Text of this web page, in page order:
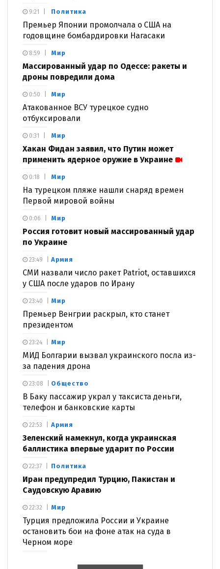
Политика
Премьер Японии промолчала о США на
годовщине бомбардировки Нагасаки
9:21
Мир
Массированный удар по Одессе: ракеты и
дроны повредили дома
8:59
Мир
Атакованное ВСУ турецкое судно
отбуксировали
0:50
Мир
Хакан Фидан заявил, что Путин может
применить ядерное оружие в Украине
0:31
Мир
На турецком пляже нашли снаряд времен
Первой мировой войны
0:18
Мир
Россия готовит новый массированный удар
по Украине
0:06
Армия
СМИ назвали число ракет Patriot, оставшихся
у США после ударов по Ирану
23:49
Мир
Премьер Венгрии раскрыл, кто станет
президентом
23:40
Мир
МИД Болгарии вызвал украинского посла из-
за падения дрона
23:24
Общество
В Баку пассажир украл у таксиста деньги,
телефон и банковские карты
23:08
Армия
Зеленский намекнул, когда украинская
баллистика впервые ударит по России
22:53
Политика
Иран предупредил Турцию, Пакистан и
Саудовскую Аравию
22:37
Мир
Турция предложила России и Украине
остановить бои на фоне атак на суда в
Черном море
22:32